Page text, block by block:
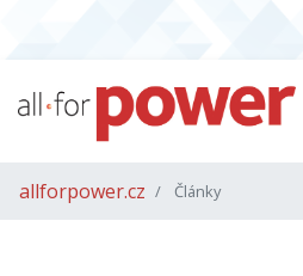
allforpower.cz Články